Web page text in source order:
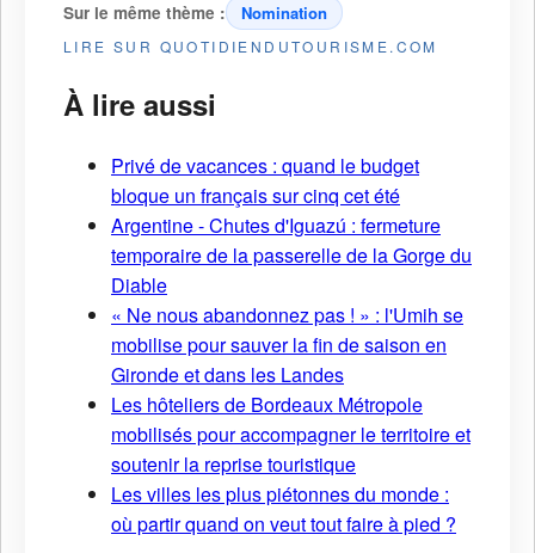
Sur le même thème : Nomination
LIRE SUR QUOTIDIENDUTOURISME.COM
À lire aussi
Privé de vacances : quand le budget
bloque un français sur cinq cet été
Argentine - Chutes d'Iguazú : fermeture
temporaire de la passerelle de la Gorge du
Diable
« Ne nous abandonnez pas ! » : l'Umih se
mobilise pour sauver la fin de saison en
Gironde et dans les Landes
Les hôteliers de Bordeaux Métropole
mobilisés pour accompagner le territoire et
soutenir la reprise touristique
Les villes les plus piétonnes du monde :
où partir quand on veut tout faire à pied ?